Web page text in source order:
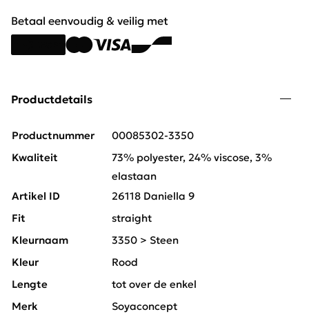
Betaal eenvoudig & veilig met
Productdetails
Productnummer
00085302-3350
Kwaliteit
73% polyester, 24% viscose, 3%
elastaan
Artikel ID
26118 Daniella 9
Fit
straight
Kleurnaam
3350 > Steen
Kleur
Rood
Lengte
tot over de enkel
Merk
Soyaconcept